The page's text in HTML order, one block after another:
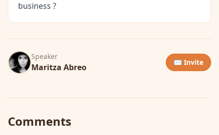
business ?
Speaker
Maritza Abreo ✉️ Invite
Comments